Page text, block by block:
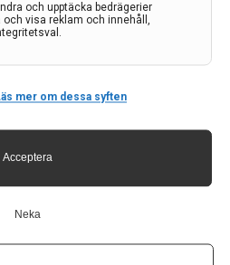
och upptäcka bedrägerier
visa reklam och innehåll,
mer om dessa syften
Acceptera
Neka
Hub